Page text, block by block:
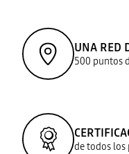
UNA RED
500 puntos
de todos los